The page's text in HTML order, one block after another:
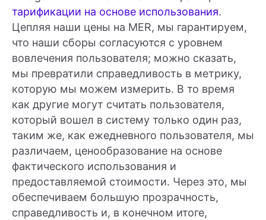
тарификации на основе использования.
Цепляя наши цены на MER, мы гарантируем,
что наши сборы согласуются с уровнем
вовлечения пользователя; можно сказать,
мы превратили справедливость в метрику,
которую мы можем измерить. В то время
как другие могут считать пользователя,
который вошел в систему только один раз,
таким же, как ежедневного пользователя, мы
различаем, ценообразование на основе
фактического использования и
предоставляемой стоимости. Через это, мы
обеспечиваем большую прозрачность,
справедливость и, в конечном итоге,